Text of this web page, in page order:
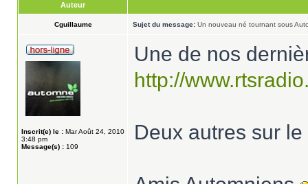
Auteur
Cguillaume Sujet du message: Un nouveau né tournant sous
Inscrit(e) le : Mar Août 24, 2010
3:48 pm
Message(s) : 109
Une de nos
http://
Deux autres sur